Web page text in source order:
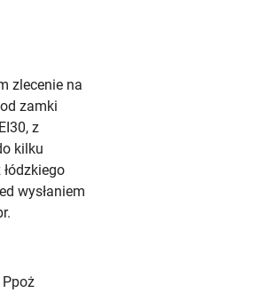
zlecenie na
zamki
z
kilku
wysłaniem